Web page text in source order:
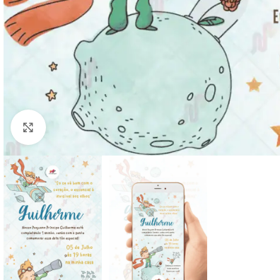
Clique para ampliar